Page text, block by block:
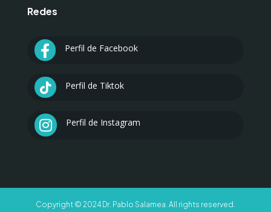
Redes
 Perfil de Facebook
 Perfil de Tiktok
 Perfil de Instagram
Copyright © 2024 Dr. Pablo Salamea. All rights reserved.